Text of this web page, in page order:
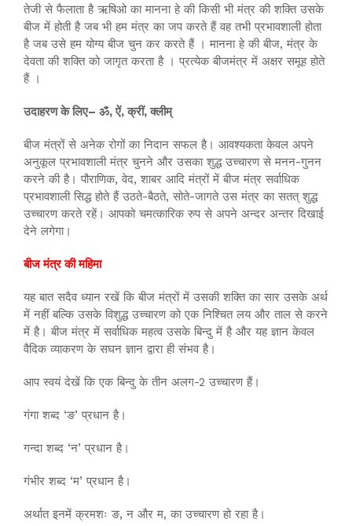
तेजी से फैलाता है ऋषिओ का मानना हे की किसी भी मंत्र की शक्ति उसके
बीज में होती है जब भी हम मंत्र का जप करते हैं वह तभी प्रभावशाली होता
है जब उसे हम योग्य बीज चुन कर करते हैं । मानना हे की बीज, मंत्र के
देवता की शक्ति को जागृत करता है । प्रत्येक बीजमंत्र में अक्षर समूह होते
हैं ।
उदाहरण के लिए– ॐ, ऐं, क्रीं, क्लीम्
बीज मंत्रों से अनेक रोगों का निदान सफल है। आवश्यकता केवल अपने
अनुकूल प्रभावशाली मंत्र चुनने और उसका शुद्ध उच्चारण से मनन-गुनन
करने की है। पौराणिक, वेद, शाबर आदि मंत्रों में बीज मंत्र सर्वाधिक
प्रभावशाली सिद्ध होते हैं उठते-बैठते, सोते-जागते उस मंत्र का सतत् शुद्ध
उच्चारण करते रहें। आपको चमत्कारिक रुप से अपने अन्दर अन्तर दिखाई
देने लगेगा।
बीज मंत्र की महिमा
यह बात सदैव ध्यान रखें कि बीज मंत्रों में उसकी शक्ति का सार उसके अर्थ
में नहीं बल्कि उसके विशुद्ध उच्चारण को एक निश्चित लय और ताल से करने
में है। बीज मंत्र में सर्वाधिक महत्व उसके बिन्दु में है और यह ज्ञान केवल
वैदिक व्याकरण के सघन ज्ञान द्वारा ही संभव है।
आप स्वयं देखें कि एक बिन्दु के तीन अलग-2 उच्चारण हैं।
गंगा शब्द ‘ङ’ प्रधान है।
गन्दा शब्द ‘न’ प्रधान है।
गंभीर शब्द ‘म’ प्रधान है।
अर्थात इनमें क्रमशः ङ, न और म, का उच्चारण हो रहा है।